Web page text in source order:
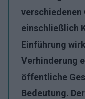
verschiedenen
einschließlich
Einführung
Verhinderung
öffentliche
Bedeutung.